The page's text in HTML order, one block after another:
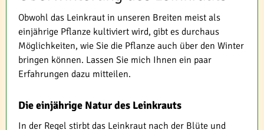
Obwohl das Leinkraut in unseren Breiten meist als
einjährige Pflanze kultiviert wird, gibt es durchaus
Möglichkeiten, wie Sie die Pflanze auch über den Winter
bringen können. Lassen Sie mich Ihnen ein paar
Erfahrungen dazu mitteilen.
Die einjährige Natur des Leinkrauts
In der Regel stirbt das Leinkraut nach der Blüte und